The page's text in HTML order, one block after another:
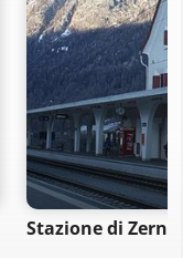
Stazione di